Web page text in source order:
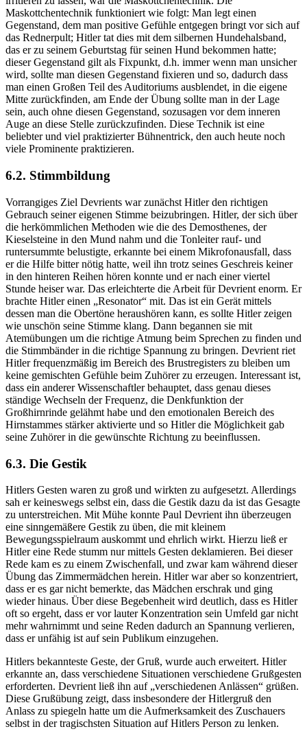
Maskottchentechnik funktioniert wie folgt: Man legt einen
Gegenstand, dem man positive Gefühle entgegen bringt vor sich auf
das Rednerpult; Hitler tat dies mit dem silbernen Hundehalsband,
das er zu seinem Geburtstag für seinen Hund bekommen hatte;
dieser Gegenstand gilt als Fixpunkt, d.h. immer wenn man unsicher
wird, sollte man diesen Gegenstand fixieren und so, dadurch dass
man einen Großen Teil des Auditoriums ausblendet, in die eigene
Mitte zurückfinden, am Ende der Übung sollte man in der Lage
sein, auch ohne diesen Gegenstand, sozusagen vor dem inneren
Auge an diese Stelle zurückzufinden. Diese Technik ist eine
beliebter und viel praktizierter Bühnentrick, den auch heute noch
viele Prominente praktizieren.
6.2. Stimmbildung
Vorrangiges Ziel Devrients war zunächst Hitler den richtigen
Gebrauch seiner eigenen Stimme beizubringen. Hitler, der sich über
die herkömmlichen Methoden wie die des Demosthenes, der
Kieselsteine in den Mund nahm und die Tonleiter rauf- und
runtersummte belustigte, erkannte bei einem Mikrofonausfall, dass
er die Hilfe bitter nötig hatte, weil ihn trotz seines Geschreis keiner
in den hinteren Reihen hören konnte und er nach einer viertel
Stunde heiser war. Das erleichterte die Arbeit für Devrient enorm. Er
brachte Hitler einen „Resonator“ mit. Das ist ein Gerät mittels
dessen man die Obertöne heraushören kann, es sollte Hitler zeigen
wie unschön seine Stimme klang. Dann begannen sie mit
Atemübungen um die richtige Atmung beim Sprechen zu finden und
die Stimmbänder in die richtige Spannung zu bringen. Devrient riet
Hitler frequenzmäßig im Bereich des Brustregisters zu bleiben um
keine gemischten Gefühle beim Zuhörer zu erzeugen. Interessant ist,
dass ein anderer Wissenschaftler behauptet, dass genau dieses
ständige Wechseln der Frequenz, die Denkfunktion der
Großhirnrinde gelähmt habe und den emotionalen Bereich des
Hirnstammes stärker aktivierte und so Hitler die Möglichkeit gab
seine Zuhörer in die gewünschte Richtung zu beeinflussen.
6.3. Die Gestik
Hitlers Gesten waren zu groß und wirkten zu aufgesetzt. Allerdings
sah er keineswegs selbst ein, dass die Gestik dazu da ist das Gesagte
zu unterstreichen. Mit Mühe konnte Paul Devrient ihn überzeugen
eine sinngemäßere Gestik zu üben, die mit kleinem
Bewegungsspielraum auskommt und ehrlich wirkt. Hierzu ließ er
Hitler eine Rede stumm nur mittels Gesten deklamieren. Bei dieser
Rede kam es zu einem Zwischenfall, und zwar kam während dieser
Übung das Zimmermädchen herein. Hitler war aber so konzentriert,
dass er es gar nicht bemerkte, das Mädchen erschrak und ging
wieder hinaus. Über diese Begebenheit wird deutlich, dass es Hitler
oft so ergeht, dass er vor lauter Konzentration sein Umfeld gar nicht
mehr wahrnimmt und seine Reden dadurch an Spannung verlieren,
dass er unfähig ist auf sein Publikum einzugehen.
Hitlers bekannteste Geste, der Gruß, wurde auch erweitert. Hitler
erkannte an, dass verschiedene Situationen verschiedene Grußgesten
erforderten. Devrient ließ ihn auf „verschiedenen Anlässen“ grüßen.
Diese Grußübung zeigt, dass insbesondere der Hitlergruß den
Anlass zu spiegeln hatte um die Aufmerksamkeit des Zuschauers
selbst in der tragischsten Situation auf Hitlers Person zu lenken.